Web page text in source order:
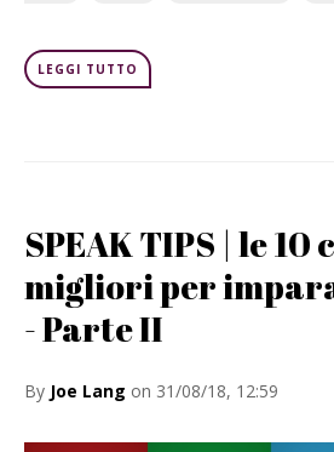
LEGGI TUTTO
SPEAK TIPS | le 10
migliori per
- Parte II
By Joe Lang on 31/08/18, 12:59